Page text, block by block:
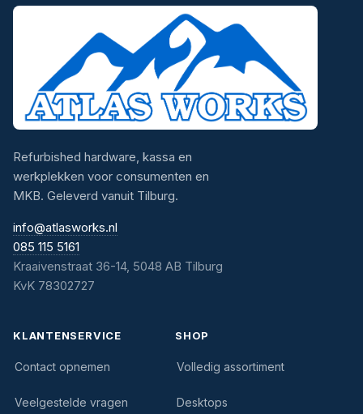
Refurbished hardware, kassa en
werkplekken voor consumenten en
MKB. Geleverd vanuit Tilburg.
info@atlasworks.nl
085 115 5161
Kraaivenstraat 36-14, 5048 AB Tilburg
KvK 78302727
KLANTENSERVICE
Contact opnemen
Veelgestelde vragen
SHOP
Volledig assortiment
Desktops